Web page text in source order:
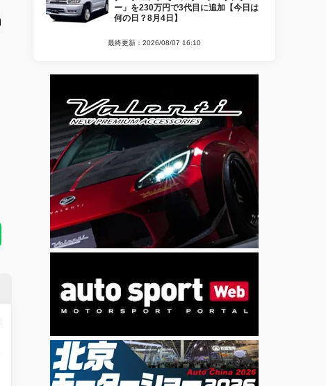
ー」を230万円で3代目に追加【今日は
何の日？8月4日】
最終更新：2026/08/07 16:10